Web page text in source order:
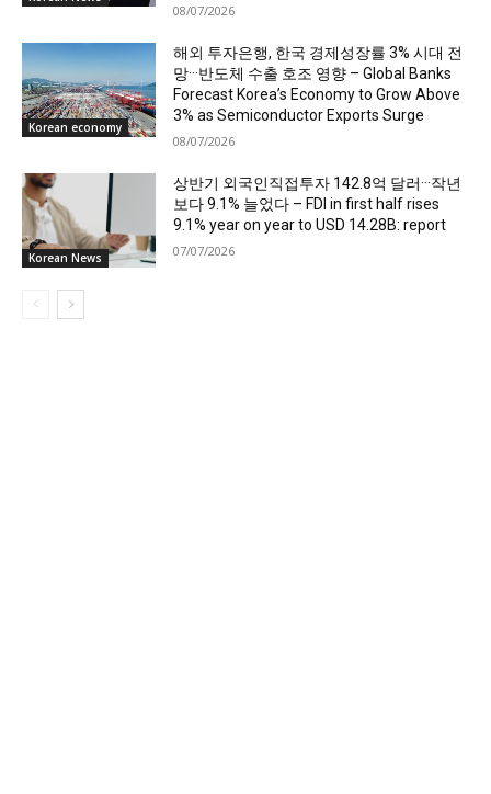
08/07/2026
Korean economy
해외 투자은행, 한국 경제성장률 3% 시대 전
망···반도체 수출 호조 영향 – Global Banks
Forecast Korea’s Economy to Grow Above
3% as Semiconductor Exports Surge
08/07/2026
Korean News
상반기 외국인직접투자 142.8억 달러···작년
보다 9.1% 늘었다 – FDI in first half rises
9.1% year on year to USD 14.28B: report
07/07/2026